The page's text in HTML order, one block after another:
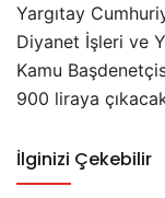
Yargıtay
Diyanet İşleri ve
Kamu
900 liraya
İlginizi Çekebilir